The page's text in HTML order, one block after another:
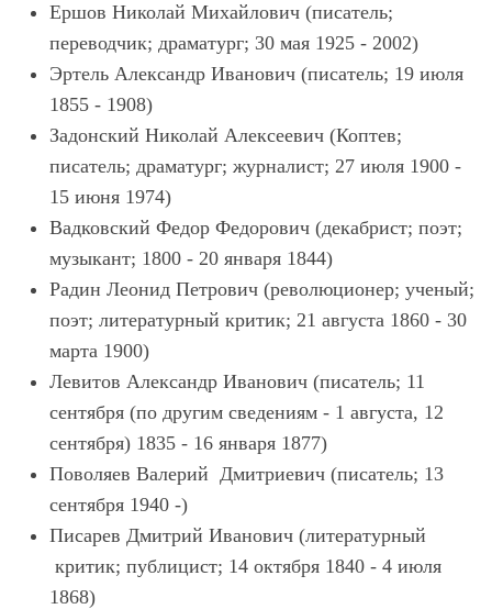
Ершов Николай Михайлович (писатель;
переводчик; драматург; 30 мая 1925 - 2002)
Эртель Александр Иванович (писатель; 19 июля
1855 - 1908)
Задонский Николай Алексеевич (Коптев;
писатель; драматург; журналист; 27 июля 1900 -
15 июня 1974)
Вадковский Федор Федорович (декабрист; поэт;
музыкант; 1800 - 20 января 1844)
Радин Леонид Петрович (революционер; ученый;
поэт; литературный критик; 21 августа 1860 - 30
марта 1900)
Левитов Александр Иванович (писатель; 11
сентября (по другим сведениям - 1 августа, 12
сентября) 1835 - 16 января 1877)
Поволяев Валерий Дмитриевич (писатель; 13
сентября 1940 -)
Писарев Дмитрий Иванович (литературный
критик; публицист; 14 октября 1840 - 4 июля
1868)